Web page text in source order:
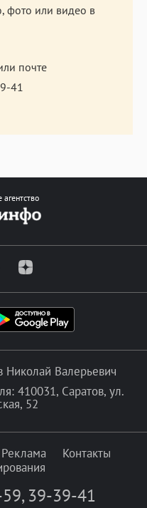
фото или видео в
почте
41
Николай Валерьевич
410031, Саратов, ул.
52
Реклама
Контакты
, 39-39-41